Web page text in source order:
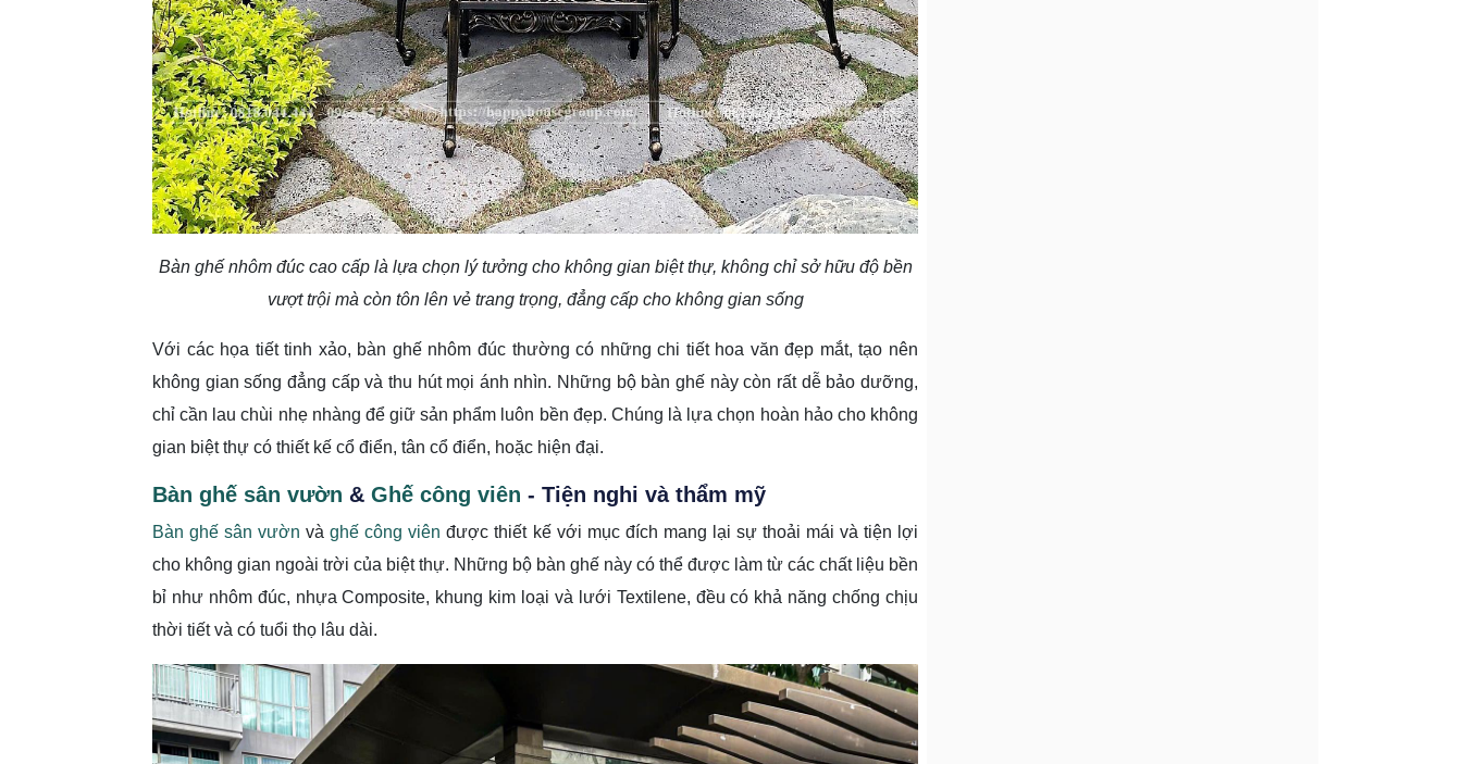
Bàn ghế nhôm đúc cao cấp là lựa chọn lý tưởng cho không gian biệt thự, không chỉ sở hữu độ bền
vượt trội mà còn tôn lên vẻ trang trọng, đẳng cấp cho không gian sống
Với các họa tiết tinh xảo, bàn ghế nhôm đúc thường có những chi tiết hoa văn đẹp mắt, tạo nên
không gian sống đẳng cấp và thu hút mọi ánh nhìn. Những bộ bàn ghế này còn rất dễ bảo dưỡng,
chỉ cần lau chùi nhẹ nhàng để giữ sản phẩm luôn bền đẹp. Chúng là lựa chọn hoàn hảo cho không
gian biệt thự có thiết kế cổ điển, tân cổ điển, hoặc hiện đại.
Bàn ghế sân vườn & Ghế công viên - Tiện nghi và thẩm mỹ
Bàn ghế sân vườn vàghế công viên được thiết kế với mục đích mang lại sự thoải mái và tiện lợi
cho không gian ngoài trời của biệt thự. Những bộ bàn ghế này có thể được làm từ các chất liệu bền
bỉ như nhôm đúc, nhựa Composite, khung kim loại và lưới Textilene, đều có khả năng chống chịu
thời tiết và có tuổi thọ lâu dài.